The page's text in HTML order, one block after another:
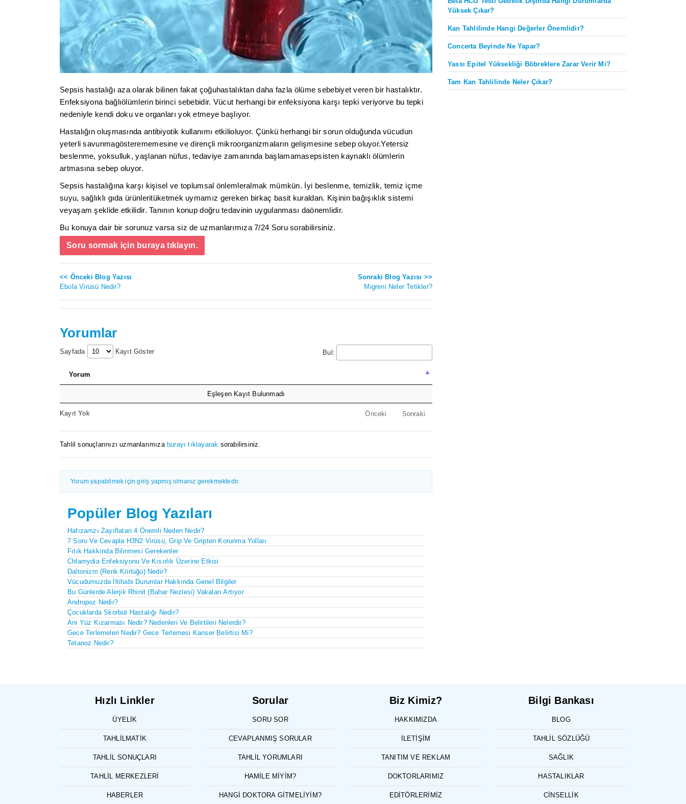
Sepsis hastalığı aza olarak bilinen fakat çoğuhastalıktan daha fazla ölüme sebebiyet veren bir hastalıktır.
Enfeksiyona bağlıölümlerin birinci sebebidir. Vücut herhangi bir enfeksiyona karşı tepki veriyorve bu tepki
nedeniyle kendi doku ve organları yok etmeye başlıyor.
Hastalığın oluşmasında antibiyotik kullanımı etkilioluyor. Çünkü herhangi bir sorun olduğunda vücudun
yeterli savunmagösterememesine ve dirençli mikroorganizmaların gelişmesine sebep oluyor.Yetersiz
beslenme, yoksulluk, yaşlanan nüfus, tedaviye zamanında başlamamasepsisten kaynaklı ölümlerin
artmasına sebep oluyor.
Sepsis hastalığına karşı kişisel ve toplumsal önlemleralmak mümkün. İyi beslenme, temizlik, temiz içme
suyu, sağlıklı gıda ürünleritüketmek uymamız gereken birkaç basit kuraldan. Kişinin bağışıklık sistemi
veyaşam şeklide etkilidir. Tanının konup doğru tedavinin uygulanması daönemlidir.
Bu konuya dair bir sorunuz varsa siz de uzmanlarımıza 7/24 Soru sorabilirsiniz.
Soru sormak için buraya tıklayın.
<< Önceki Blog Yazısı
Ebola Virüsü Nedir?
Sonraki Blog Yazısı >>
Migreni Neler Tetikler?
Yorumlar
Sayfada Kayıt Göster Bul:
Yorum
Eşleşen Kayıt Bulunmadı
Kayıt Yok Önceki Sonraki
Tahlil sonuçlarınızı uzmanlarımıza burayı tıklayarak sorabilirsiniz.
Yorum yapabilmek için giriş yapmış olmanız gerekmektedir.
Popüler Blog Yazıları
Hafızamzı Zayıflatan 4 Önemli Neden Nedir?
7 Soru Ve Cevapla H3N2 Virüsü, Grip Ve Gripten Korunma Yolları
Fıtık Hakkında Bilinmesi Gerekenler
Chlamydia Enfeksiyonu Ve Kısırlık Üzerine Etkisi
Daltonizm (Renk Körlüğü) Nedir?
Vücudumuzda İltihabi Durumlar Hakkında Genel Bilgiler
Bu Günlerde Alerjik Rhinit (Bahar Nezlesi) Vakaları Artıyor
Andropoz Nedir?
Çocuklarda Skorbüt Hastalığı Nedir?
Ani Yüz Kızarması Nedir? Nedenleri Ve Belirtileri Nelerdir?
Gece Terlemeleri Nedir? Gece Terlemesi Kanser Belirtisi Mi?
Tetanoz Nedir?
Yüksek Çıkar?
Kan Tahlilinde Hangi Değerler Önemlidir?
Concerta Beyinde Ne Yapar?
Yassı Epitel Yüksekliği Böbreklere Zarar Verir Mi?
Tam Kan Tahlilinde Neler Çıkar?
Hızlı Linkler
ÜYELIK
TAHLILMATIK
TAHLIL SONUÇLARI
TAHLIL MERKEZLERI
HABERLER
Sorular
SORU SOR
CEVAPLANMIŞ SORULAR
TAHLIL YORUMLARI
HAMILE MIYIM?
HANGI DOKTORA GITMELIYIM?
Biz Kimiz?
HAKKIMIZDA
İLETIŞIM
TANITIM VE REKLAM
DOKTORLARIMIZ
EDITÖRLERIMIZ
Bilgi Bankası
BLOG
TAHLIL SÖZLÜĞÜ
SAĞLIK
HASTALIKLAR
CINSELLIK